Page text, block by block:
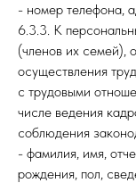
- номер телефона,
6.3.3. К
(членов их семей),
осуществления
с трудовыми
числе ведения
соблюдения
- фамилия, имя,
рождения, пол,